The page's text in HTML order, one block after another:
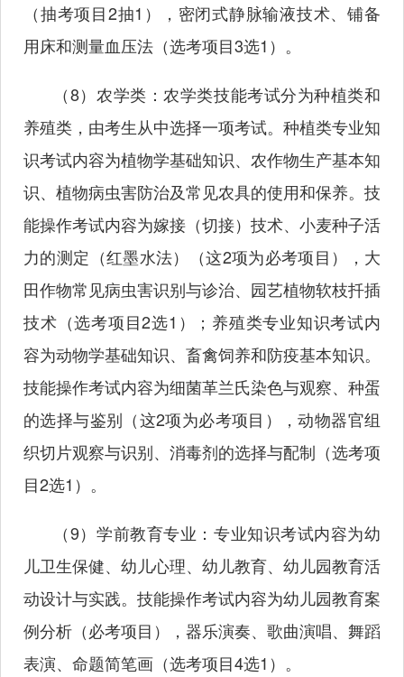
（抽考项目2抽1），密闭式静脉输液技术、铺备
用床和测量血压法（选考项目3选1）。
（8）农学类：农学类技能考试分为种植类和
养殖类，由考生从中选择一项考试。种植类专业知
识考试内容为植物学基础知识、农作物生产基本知
识、植物病虫害防治及常见农具的使用和保养。技
能操作考试内容为嫁接（切接）技术、小麦种子活
力的测定（红墨水法）（这2项为必考项目），大
田作物常见病虫害识别与诊治、园艺植物软枝扦插
技术（选考项目2选1）；养殖类专业知识考试内
容为动物学基础知识、畜禽饲养和防疫基本知识。
技能操作考试内容为细菌革兰氏染色与观察、种蛋
的选择与鉴别（这2项为必考项目），动物器官组
织切片观察与识别、消毒剂的选择与配制（选考项
目2选1）。
（9）学前教育专业：专业知识考试内容为幼
儿卫生保健、幼儿心理、幼儿教育、幼儿园教育活
动设计与实践。技能操作考试内容为幼儿园教育案
例分析（必考项目），器乐演奏、歌曲演唱、舞蹈
表演、命题简笔画（选考项目4选1）。